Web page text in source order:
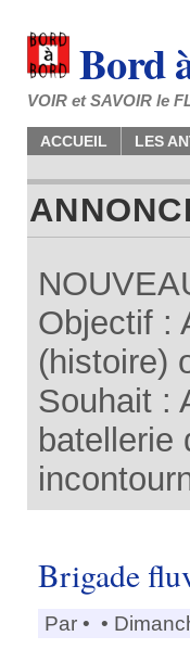
Bord
VOIR et SAVOIR le
ACCUEIL LES
Objectif :
(histoire)
Souhait :
batellerie
Brigade
Par • •